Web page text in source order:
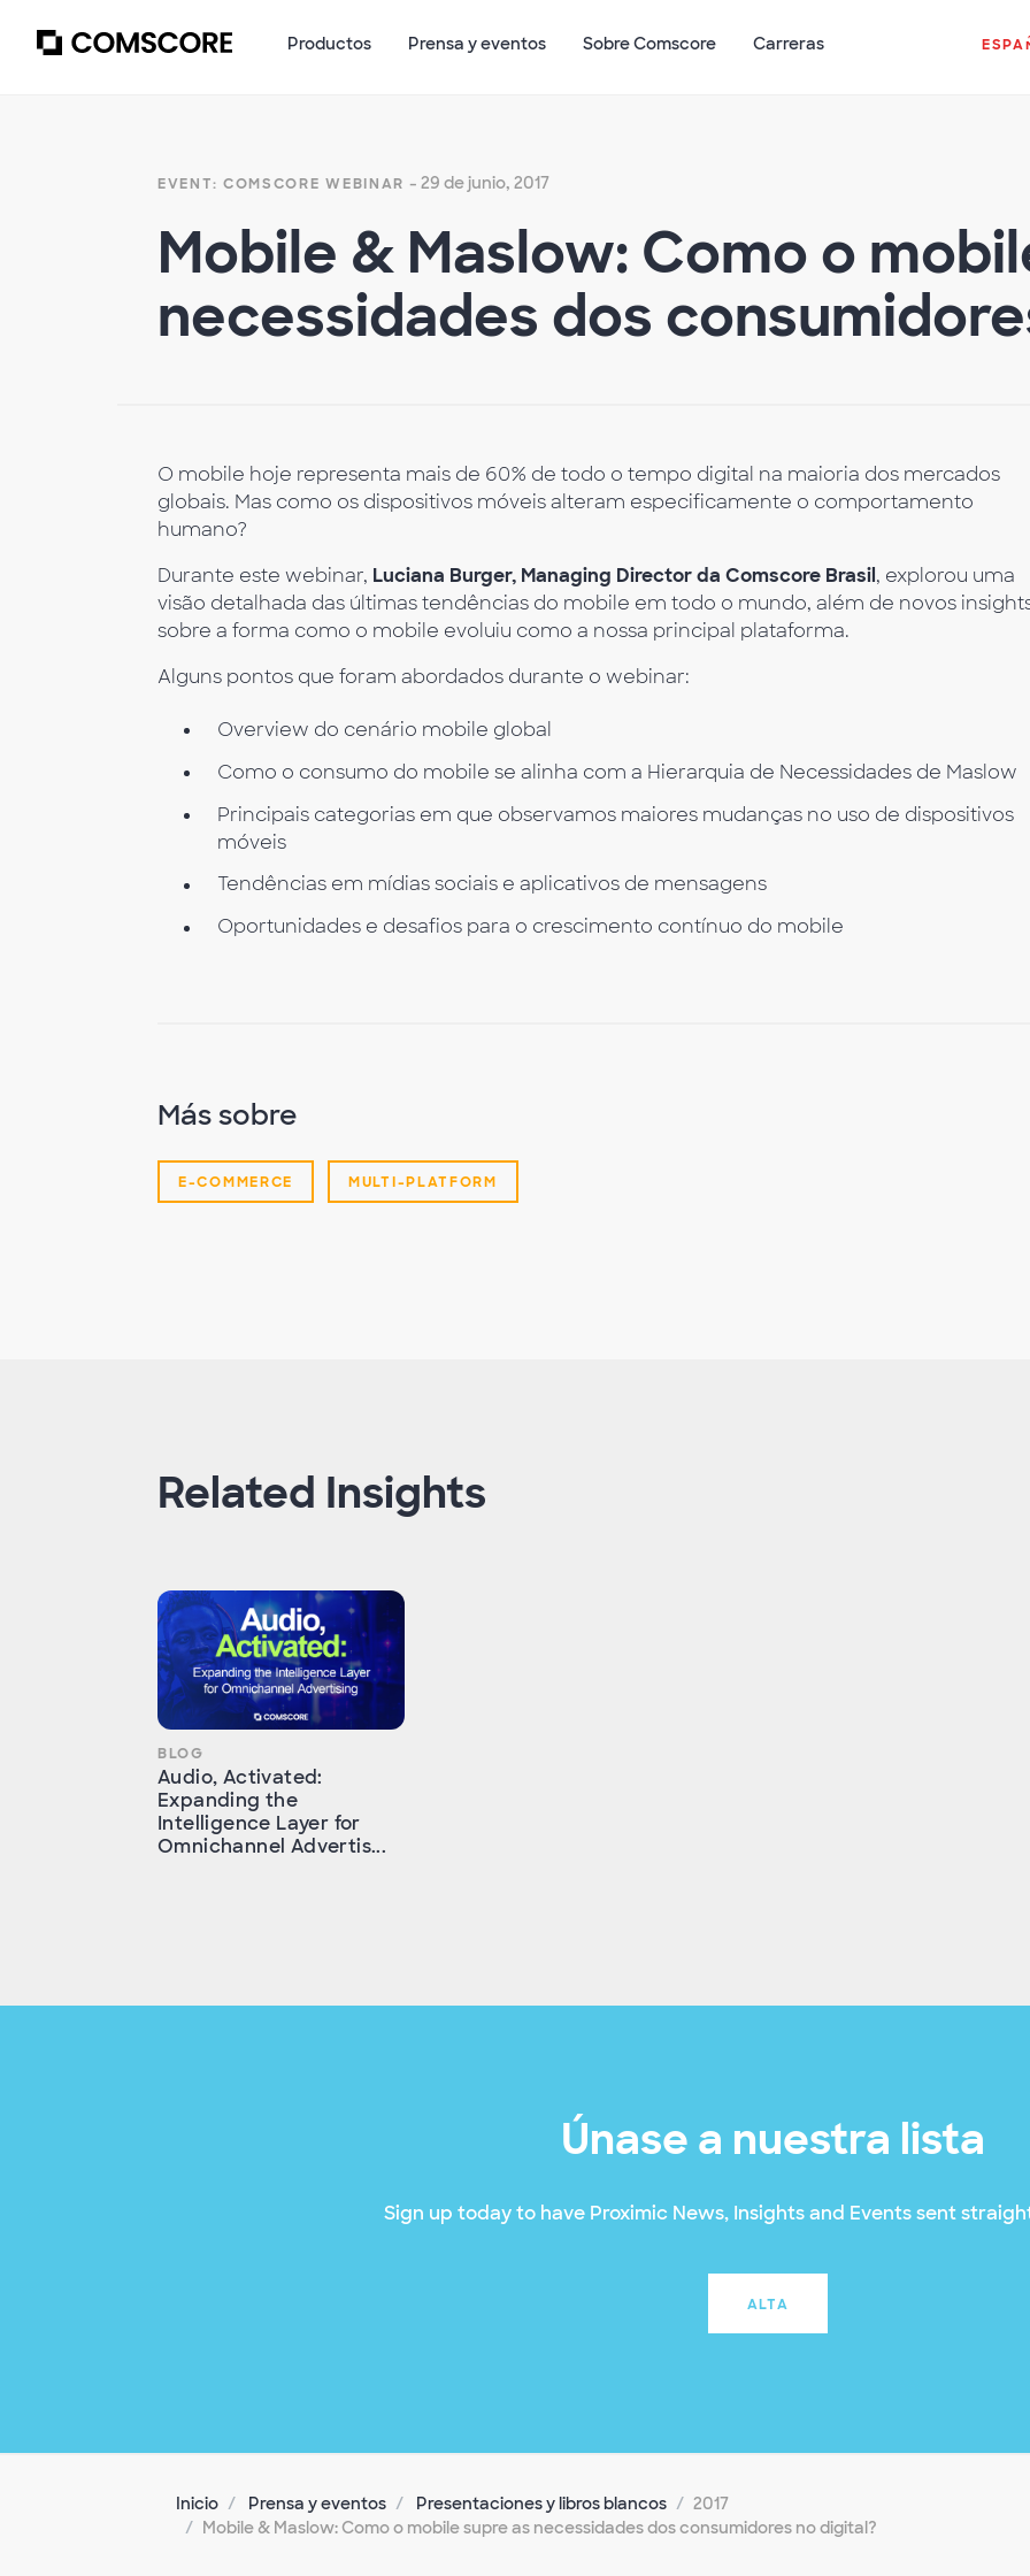
Productos Prensa y eventos Sobre Comscore Carreras
EVENT: COMSCORE WEBINAR - 29 de junio, 2017
Mobile & Maslow: Como o
necessidades dos
O mobile hoje representa mais de 60% de todo o tempo digital na maioria dos mercados
globais. Mas como os dispositivos móveis alteram especificamente o comportamento
humano?
Durante este webinar, Luciana Burger, Managing Director da Comscore Brasil , explorou uma
visão detalhada das últimas tendências do mobile em todo o mundo, além de novos
sobre a forma como o mobile evoluiu como a nossa principal plataforma.
Alguns pontos que foram abordados durante o webinar:
Overview do cenário mobile global
Como o consumo do mobile se alinha com a Hierarquia de Necessidades de Maslow
Principais categorias em que observamos maiores mudanças no uso de dispositivos
móveis
Tendências em mídias sociais e aplicativos de mensagens
Oportunidades e desafios para o crescimento contínuo do mobile
Más sobre
E-COMMERCE MULTI-PLATFORM
Related Insights
BLOG
Audio, Activated:
Expanding the
Intelligence Layer for
Omnichannel Advertis...
Únase a nuestra lista
Sign up today to have Proximic News, Insights and Events sent
ALTA
Inicio Prensa y eventos Presentaciones y libros blancos
2017
Mobile & Maslow: Como o mobile supre as necessidades dos consumidores no digital?